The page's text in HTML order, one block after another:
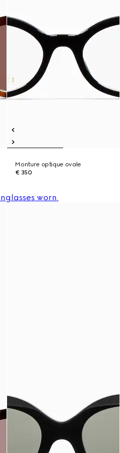
Monture optique ovale
€ 350